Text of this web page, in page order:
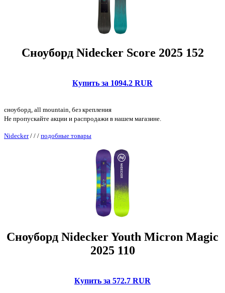
Сноуборд Nidecker Score 2025 152
Купить за 1094.2 RUR
сноуборд, all mountain, без крепления
Не пропускайте акции и распродажи в нашем магазине.
Nidecker/ / / подобные товары
Сноуборд Nidecker Youth Micron Magic
2025 110
Купить за 572.7 RUR